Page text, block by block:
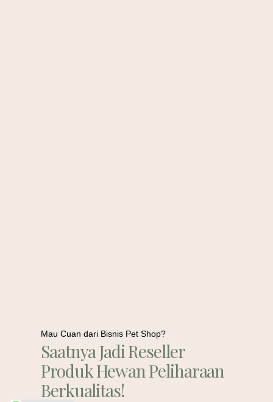
Mau Cuan dari Bisnis Pet Shop?
Saatnya Jadi Reseller
Produk Hewan Peliharaan
Berkualitas!